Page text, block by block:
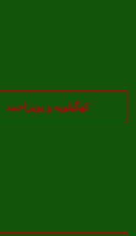
کهگیلویه و بویراحمد